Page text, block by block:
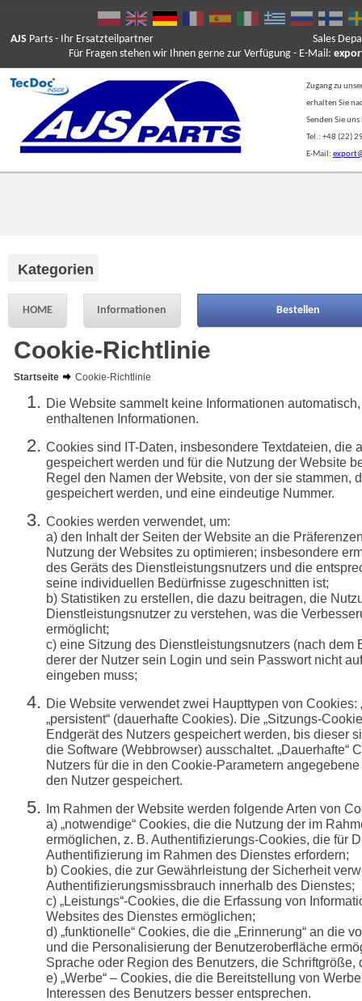
AJS Parts - Ihr Ersatzteilpartner
Für Fragen stehen wir Ihnen gerne zur Verfügung - E-Mail:
Sales
Zugang zu
erhalten Sie
Senden Sie
Tel.: +48 (22)
E-Mail:
HOME Informationen Bestellen
Kategorien
Cookie-Richtlinie
Startseite Cookie-Richtlinie
Die Website sammelt keine Informationen
enthaltenen Informationen.
Cookies sind IT-Daten, insbesondere Textdateien, die
gespeichert werden und für die Nutzung der Website
Regel den Namen der Website, von der sie stammen,
gespeichert werden, und eine eindeutige Nummer.
Cookies werden verwendet, um:
a) den Inhalt der Seiten der Website an die
Nutzung der Websites zu optimieren; insbesondere
des Geräts des Dienstleistungsnutzers und die
seine individuellen Bedürfnisse zugeschnitten ist;
b) Statistiken zu erstellen, die dazu beitragen, die
Dienstleistungsnutzer zu verstehen, was die
ermöglicht;
c) eine Sitzung des Dienstleistungsnutzers (nach dem
derer der Nutzer sein Login und sein Passwort nicht
eingeben muss;
Die Website verwendet zwei Haupttypen von Cookies:
„persistent“ (dauerhafte Cookies). Die „Sitzungs-
Endgerät des Nutzers gespeichert werden, bis dieser
die Software (Webbrowser) ausschaltet. „Dauerhafte“
Nutzers für die in den Cookie-Parametern
den Nutzer gespeichert.
Im Rahmen der Website werden folgende Arten von
a) „notwendige“ Cookies, die die Nutzung der im
ermöglichen, z. B. Authentifizierungs-Cookies, die für
Authentifizierung im Rahmen des Dienstes erfordern;
b) Cookies, die zur Gewährleistung der Sicherheit
Authentifizierungsmissbrauch innerhalb des Dienstes;
c) „Leistungs“-Cookies, die die Erfassung von
Websites des Dienstes ermöglichen;
d) „funktionelle“ Cookies, die die „Erinnerung“ an die
und die Personalisierung der Benutzeroberfläche
Sprache oder Region des Benutzers, die Schriftgröße,
e) „Werbe“ – Cookies, die die Bereitstellung von
Interessen des Benutzers besser entsprechen.